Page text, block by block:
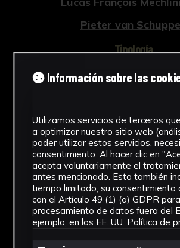
Pieter van
Tipología
Grabados
1759
Estilo
Barroco
Técnica
Grabado a buril
Información sobre las
Utilizamos servicios de terceros
a optimizar nuestro sitio web
poder utilizar estos servicios,
consentimiento. Al hacer clic en
acepta voluntariamente el
antes mencionado. Esto también
tiempo limitado, su consentimiento
con el Artículo 49 (1) (a) GDPR
procesamiento de datos fuera del
ejemplo, en los EE. UU. Política de